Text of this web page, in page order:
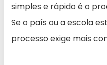
simples e rápido é o
Se o país ou a escola
processo exige mais